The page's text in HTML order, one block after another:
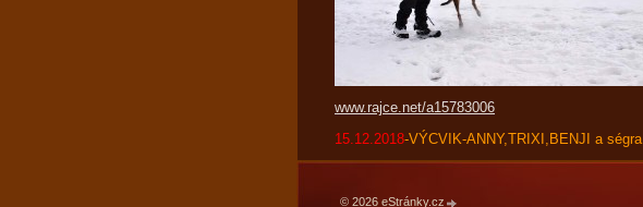
www.rajce.net/a15783006
15.12.2018-VÝCVIK-ANNY,TRIXI,BENJI a ségra
© 2026 eStránky.cz